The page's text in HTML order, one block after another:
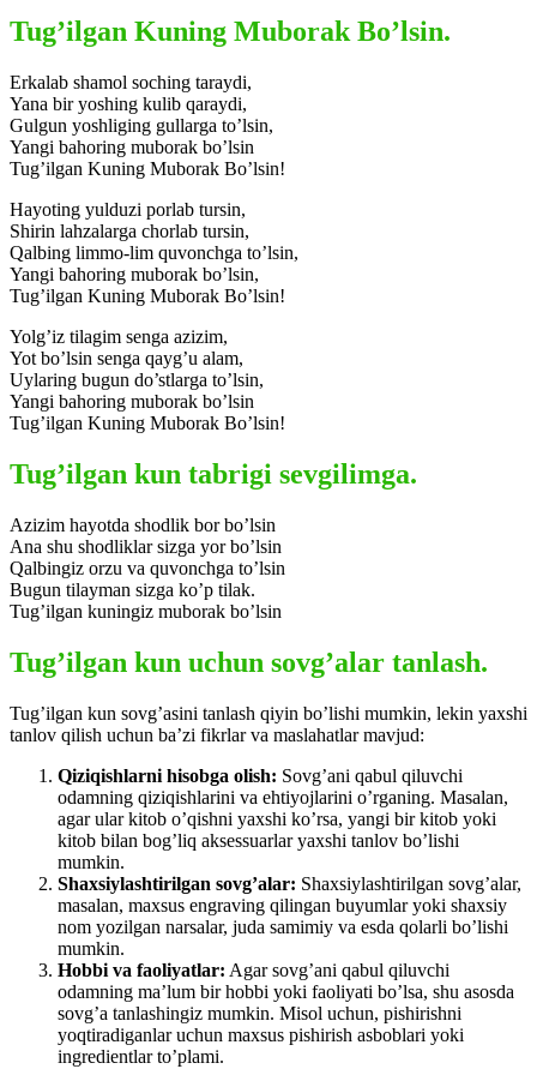
Tug’ilgan Kuning Muborak Bo’lsin.
Erkalab shamol soching taraydi,
Yana bir yoshing kulib qaraydi,
Gulgun yoshliging gullarga to’lsin,
Yangi bahoring muborak bo’lsin
Tug’ilgan Kuning Muborak Bo’lsin!
Hayoting yulduzi porlab tursin,
Shirin lahzalarga chorlab tursin,
Qalbing limmo-lim quvonchga to’lsin,
Yangi bahoring muborak bo’lsin,
Tug’ilgan Kuning Muborak Bo’lsin!
Yolg’iz tilagim senga azizim,
Yot bo’lsin senga qayg’u alam,
Uylaring bugun do’stlarga to’lsin,
Yangi bahoring muborak bo’lsin
Tug’ilgan Kuning Muborak Bo’lsin!
Tug’ilgan kun tabrigi sevgilimga.
Azizim hayotda shodlik bor bo’lsin
Ana shu shodliklar sizga yor bo’lsin
Qalbingiz orzu va quvonchga to’lsin
Bugun tilayman sizga ko’p tilak.
Tug’ilgan kuningiz muborak bo’lsin
Tug’ilgan kun uchun sovg’alar tanlash.
Tug’ilgan kun sovg’asini tanlash qiyin bo’lishi mumkin, lekin yaxshi
tanlov qilish uchun ba’zi fikrlar va maslahatlar mavjud:
Qiziqishlarni hisobga olish: Sovg’ani qabul qiluvchi
odamning qiziqishlarini va ehtiyojlarini o’rganing. Masalan,
agar ular kitob o’qishni yaxshi ko’rsa, yangi bir kitob yoki
kitob bilan bog’liq aksessuarlar yaxshi tanlov bo’lishi
mumkin.
Shaxsiylashtirilgan sovg’alar: Shaxsiylashtirilgan sovg’alar,
masalan, maxsus engraving qilingan buyumlar yoki shaxsiy
nom yozilgan narsalar, juda samimiy va esda qolarli bo’lishi
mumkin.
Hobbi va faoliyatlar: Agar sovg’ani qabul qiluvchi
odamning ma’lum bir hobbi yoki faoliyati bo’lsa, shu asosda
sovg’a tanlashingiz mumkin. Misol uchun, pishirishni
yoqtiradiganlar uchun maxsus pishirish asboblari yoki
ingredientlar to’plami.